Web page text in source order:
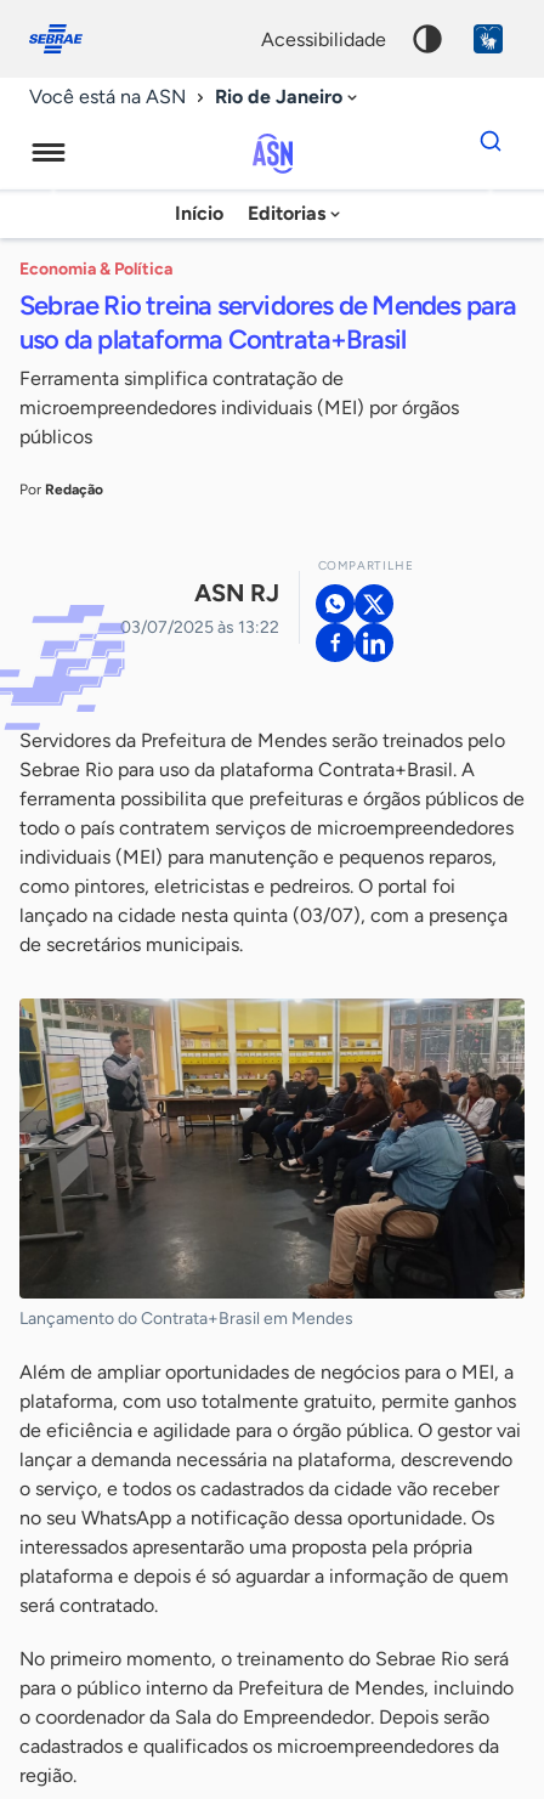
conosco
acessibilidade
Você está na ASN Rio de Janeiro
Agência
Sebrae
Notícias
Início Editorias
Dados
para
chave
Economia & Política
Sebrae Rio treina servidores de Mendes para
uso da plataforma Contrata+Brasil
Ferramenta simplifica contratação de
microempreendedores individuais (MEI) por órgãos
públicos
Por Redação
ASN RJ
03/07/2025 às 13:22
COMPARTILHE
Servidores da Prefeitura de Mendes serão treinados pelo
Sebrae Rio para uso da plataforma Contrata+Brasil. A
ferramenta possibilita que prefeituras e órgãos públicos de
todo o país contratem serviços de microempreendedores
individuais (MEI) para manutenção e pequenos reparos,
como pintores, eletricistas e pedreiros. O portal foi
lançado na cidade nesta quinta (03/07), com a presença
de secretários municipais.
Lançamento do Contrata+Brasil em Mendes
Além de ampliar oportunidades de negócios para o MEI, a
plataforma, com uso totalmente gratuito, permite ganhos
de eficiência e agilidade para o órgão pública. O gestor vai
lançar a demanda necessária na plataforma, descrevendo
o serviço, e todos os cadastrados da cidade vão receber
no seu WhatsApp a notificação dessa oportunidade. Os
interessados apresentarão uma proposta pela própria
plataforma e depois é só aguardar a informação de quem
será contratado.
No primeiro momento, o treinamento do Sebrae Rio será
para o público interno da Prefeitura de Mendes, incluindo
o coordenador da Sala do Empreendedor. Depois serão
cadastrados e qualificados os microempreendedores da
região.